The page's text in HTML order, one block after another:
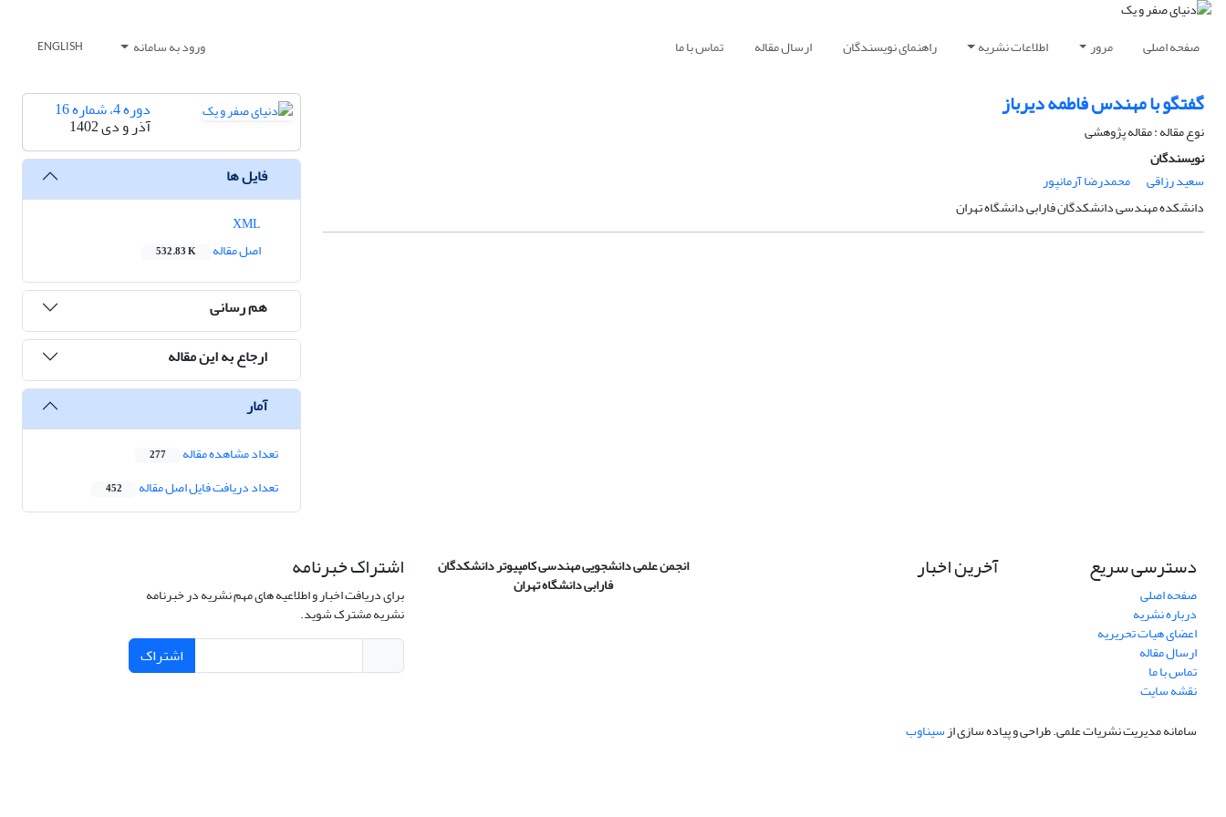
صفحه اصلی مرور اطلاعات نشریه راهنمای نویسندگان ارسال مقاله تماس با ما ورود به سامانه ENGLISH
گفتگو با مهندس فاطمه دیرباز
نوع مقاله : مقاله پژوهشی
نویسندگان
سعید رزاقی
محمدرضا آرمانپور
دانشکده مهندسی دانشکدگان فارابی دانشگاه تهران
دوره 4، شماره 16
آذر و دی 1402
فایل ها
اصل مقاله
532.83 K
هم رسانی
ارجاع به این مقاله
آمار
تعداد مشاهده مقاله 277
تعداد دریافت فایل اصل مقاله 452
دسترسی سریع
صفحه اصلی
درباره نشریه
اعضای هیات تحریریه
ارسال مقاله
تماس با ما
نقشه سایت
آخرین اخبار انجمن علمی دانشجویی مهندسی کامپیوتر دانشکدگان
فارابی دانشگاه تهران
اشتراک خبرنامه
برای دریافت اخبار و اطلاعیه های مهم نشریه در خبرنامه
نشریه مشترک شوید.
اشتراک
سامانه مدیریت نشریات علمی.طراحی و پیاده سازی ازسیناوب